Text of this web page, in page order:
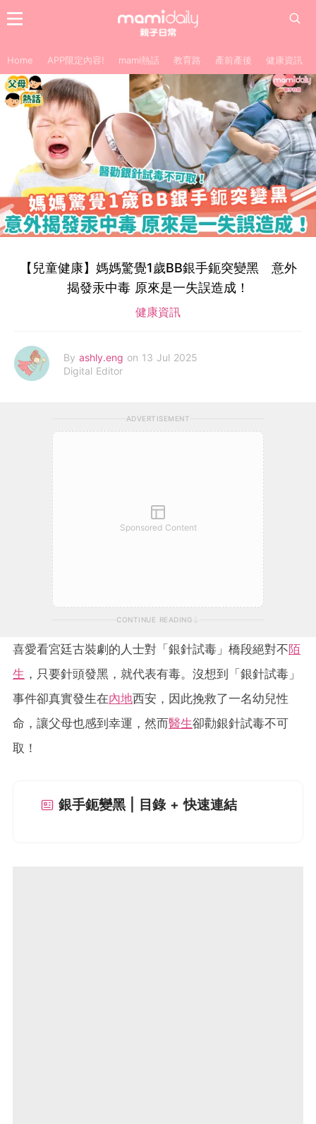
Home APP限定內容! mami熱話 教育路 產前產後 健康資訊
【兒童健康】媽媽驚覺1歲BB銀手鈪突變黑 意外
揭發汞中毒 原來是一失誤造成！
健康資訊
By ashly.eng on 13 Jul 2025
Digital Editor
ADVERTISEMENT
Sponsored Content
CONTINUE READING
喜愛看宮廷古裝劇的人士對「銀針試毒」橋段絕對不陌
生 ，只要針頭發黑，就代表有毒。沒想到「銀針試毒」
事件卻真實發生在內地西安，因此挽救了一名幼兒性
命，讓父母也感到幸運，然而醫生卻勸銀針試毒不可
取！
銀手鈪變黑 | 目錄 + 快速連結